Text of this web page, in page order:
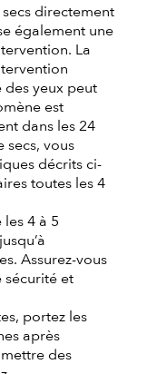
directement
également une
La
des yeux peut
est
dans les 24
secs, vous
décrits ci-
toutes les 4
4 à 5
Assurez-vous
sécurité et
portez les
après
des